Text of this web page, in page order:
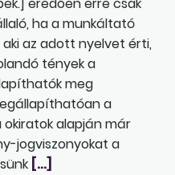
eredően erre csak
ha a munkáltató
az adott nyelvet érti,
tények a
meg
a
alapján már
jogviszonyokat a
[…]